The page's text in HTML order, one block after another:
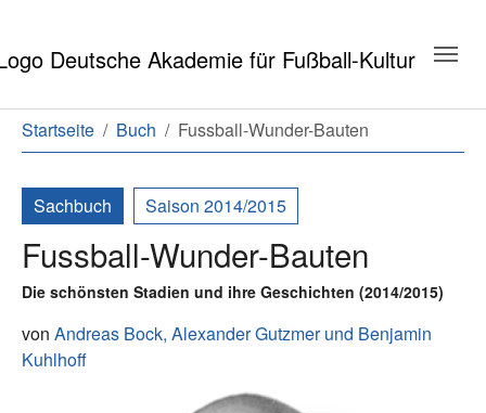
Sie sind hier:
Startseite Buch Fussball-Wunder-Bauten
Sachbuch Saison 2014/2015
Fussball-Wunder-Bauten
Die schönsten Stadien und ihre Geschichten (2014/2015)
von Andreas Bock, Alexander Gutzmerund Benjamin
Kuhlhoff